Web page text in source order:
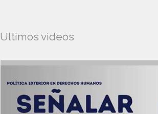
Ultimos videos